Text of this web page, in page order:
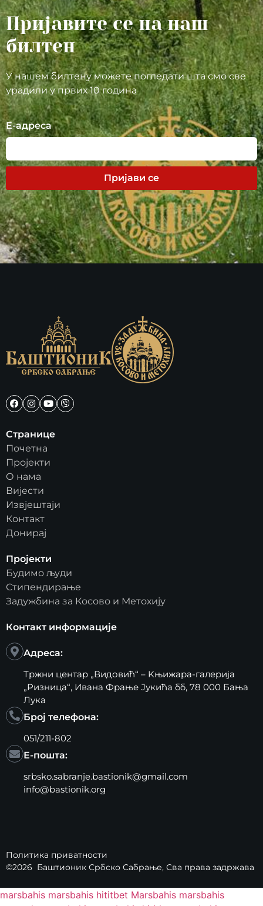
Пријавите се на наш
билтен
У нашем билтену можете погледати шта смо све
урадили у првих 10 година
Е-адреса
Пријави се
Странице
Почетна
Пројекти
О нама
Вијести
Извјештаји
Контакт
Донирај
Пројекти
Будимо људи
Стипендирање
Задужбина за Косово и Метохију
Контакт информације
Адреса:
Тржни центар „Видовић“ – Kњижара-галерија
„Ризница“, Ивана Фрање Јукића бб, 78 000 Бања
Лука
Број телефона:
051/211-802
Е-пошта:
srbsko.sabranje.bastionik@gmail.com
info@bastionik.org
Политика приватности
©2026 Баштионик Србско Сабрање, Сва права задржава
marsbahis marsbahis hititbet Marsbahis marsbahis